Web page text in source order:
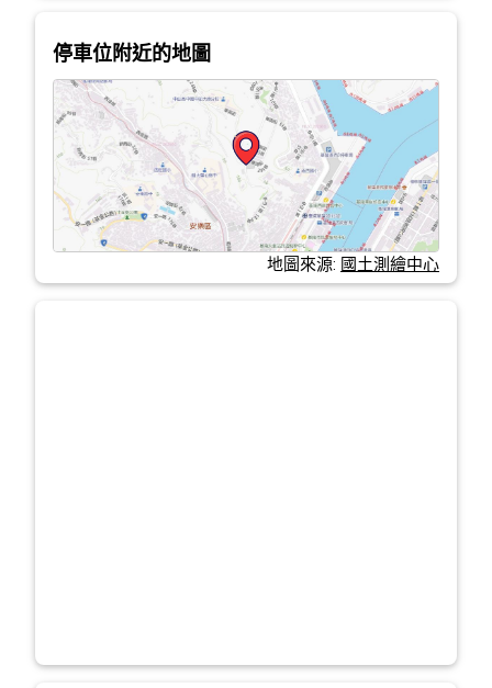
停車位附近的地圖
地圖來源: 國土測繪中心